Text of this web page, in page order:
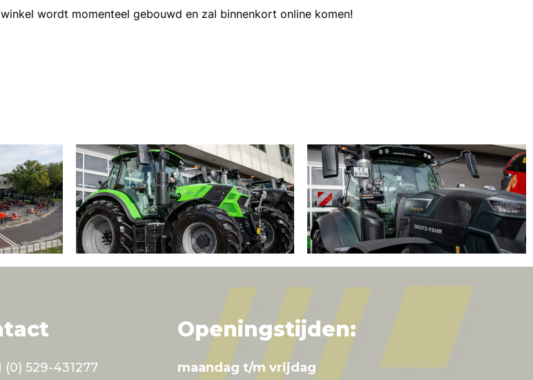
wordt momenteel gebouwd en zal binnenkort online komen!
(0) 529-431277
Openingstijden:
maandag t/m vrijdag